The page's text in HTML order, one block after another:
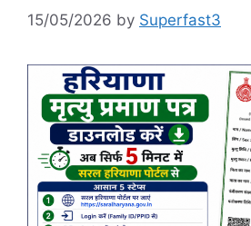
15/05/2026 by Superfast3